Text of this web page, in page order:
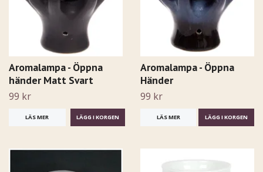
Aromalampa - Öppna
händer Matt Svart
99 kr
LÄS MER
Aromalampa - Öppna
Händer
99 kr
LÄS MER LÄGG I KORGEN